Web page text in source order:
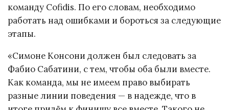
команду Cofidis. По его словам, необходимо
работать над ошибками и бороться за следующие
этапы.
«Симоне Консони должен был следовать за
Фабио Сабатини, с тем, чтобы оба были вместе.
Как команда, мы не имеем право выбирать
разные линии поведения — в надежде, что в